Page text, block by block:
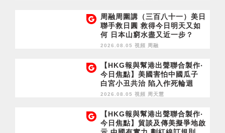
周融周圍講（三百八十一）美日
聯手救日圓 救得今日明天又如
何 日本山窮水盡又近一步？
2026.08.05 視頻 周融
【HKG報與幫港出聲聯合製作‧
今日焦點】美國害怕中國瓜子
白宮小丑共治 陷入作死輪迴
2026.08.05 視頻 周天慧
【HKG報與幫港出聲聯合製作‧
今日焦點】貿談及傳美擬爭地啟